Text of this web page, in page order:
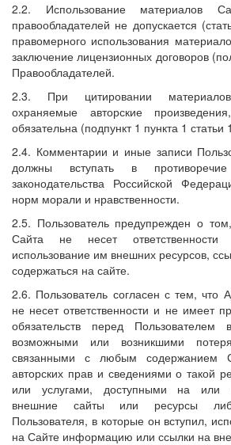
2.2. Использование материалов
правообладателей не допускается
правомерного использования
заключение лицензионных договоров
Правообладателей.
2.3. При цитировании
охраняемые авторские
обязательна (подпункт 1 пункта 1
2.4. Комментарии и иные записи
должны вступать в
законодательства Российской
норм морали и нравственности.
2.5. Пользователь предупрежден о
Сайта не несет
использование им внешних ресурсов,
содержаться на сайте.
2.6. Пользователь согласен с тем, что
не несет ответственности и не имеет
обязательств перед
возможными или возникшими
связанными с любым содержанием
авторских прав и сведениями о такой
или услугами, доступными на или
внешние сайты или ресурсы
Пользователя, в которые он вступил,
на Сайте информацию или ссылки на